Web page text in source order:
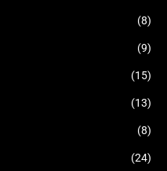
(8)
(9)
(15)
(13)
(8)
(24)